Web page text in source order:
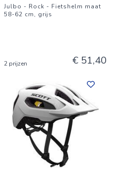
Julbo - Rock - Fietshelm maat
58-62 cm, grijs
2 prijzen € 51,40